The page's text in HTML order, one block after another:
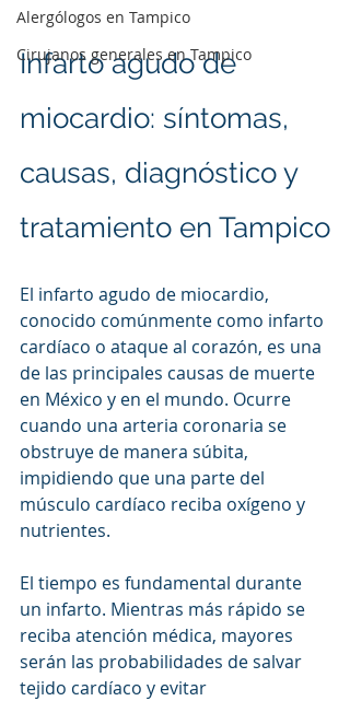
Alergólogos en Tampico
Cirujanos generales en Tampico
Infarto agudo de
miocardio: síntomas,
causas, diagnóstico y
tratamiento en Tampico
El infarto agudo de miocardio,
conocido comúnmente como infarto
cardíaco o ataque al corazón, es una
de las principales causas de muerte
en México y en el mundo. Ocurre
cuando una arteria coronaria se
obstruye de manera súbita,
impidiendo que una parte del
músculo cardíaco reciba oxígeno y
nutrientes.
El tiempo es fundamental durante
un infarto. Mientras más rápido se
reciba atención médica, mayores
serán las probabilidades de salvar
tejido cardíaco y evitar